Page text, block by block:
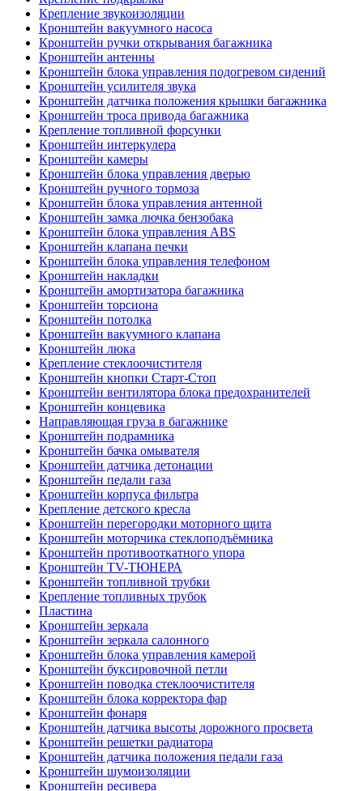
Крепление звукоизоляции
Кронштейн вакуумного насоса
Кронштейн ручки открывания багажника
Кронштейн антенны
Кронштейн блока управления подогревом сидений
Кронштейн усилителя звука
Кронштейн датчика положения крышки багажника
Кронштейн троса привода багажника
Крепление топливной форсунки
Кронштейн интеркулера
Кронштейн камеры
Кронштейн блока управления дверью
Кронштейн ручного тормоза
Кронштейн блока управления антенной
Кронштейн замка лючка бензобака
Кронштейн блока управления ABS
Кронштейн клапана печки
Кронштейн блока управления телефоном
Кронштейн накладки
Кронштейн амортизатора багажника
Кронштейн торсиона
Кронштейн потолка
Кронштейн вакуумного клапана
Кронштейн люка
Крепление стеклоочистителя
Кронштейн кнопки Старт-Стоп
Кронштейн вентилятора блока предохранителей
Кронштейн концевика
Направляющая груза в багажнике
Кронштейн подрамника
Кронштейн бачка омывателя
Кронштейн датчика детонации
Кронштейн педали газа
Кронштейн корпуса фильтра
Крепление детского кресла
Кронштейн перегородки моторного щита
Кронштейн моторчика стеклоподъёмника
Кронштейн противооткатного упора
Кронштейн TV-ТЮНЕРА
Кронштейн топливной трубки
Крепление топливных трубок
Пластина
Кронштейн зеркала
Кронштейн зеркала салонного
Кронштейн блока управления камерой
Кронштейн буксировочной петли
Кронштейн поводка стеклоочистителя
Кронштейн блока корректора фар
Кронштейн фонаря
Кронштейн датчика высоты дорожного просвета
Кронштейн решетки радиатора
Кронштейн датчика положения педали газа
Кронштейн шумоизоляции
Кронштейн ресивера